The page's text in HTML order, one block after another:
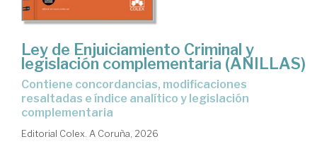
Ley de Enjuiciamiento Criminal y
legislación complementaria (ANILLAS)
Contiene concordancias, modificaciones
resaltadas e índice analítico y legislación
complementaria
Editorial Colex. A Coruña, 2026